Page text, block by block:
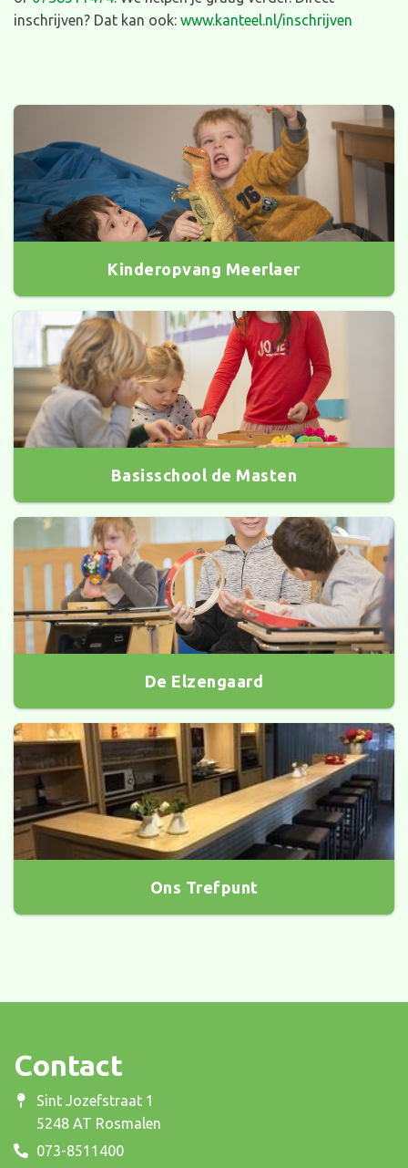
inschrijven? Dat kan ook: www.kanteel.nl/inschrijven
Kinderopvang Meerlaer
Basisschool de Masten
De Elzengaard
Ons Trefpunt
Contact
Sint Jozefstraat 1
5248 AT Rosmalen
073-8511400